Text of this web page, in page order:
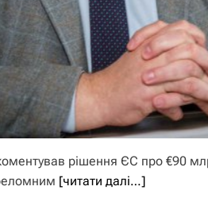
рішення ЄС про €90
[читати далі…]